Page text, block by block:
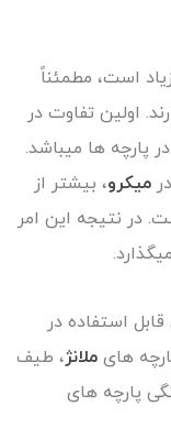
است، مطمئناً
اولین تفاوت در
پارچه ها میباشد.
میکرو، بیشتر از
در نتیجه این امر
استفاده در
های ملانژ، طیف
پارچه های